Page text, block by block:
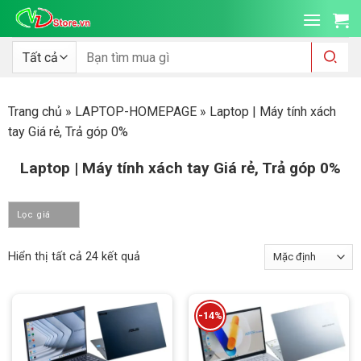
qua
dung
Tìm
kiếm:
Trang chủ » LAPTOP-HOMEPAGE» Laptop | Máy tính xách
tay Giá rẻ, Trả góp 0%
Laptop | Máy tính xách tay Giá rẻ, Trả góp 0%
Lọc giá
Hiển thị tất cả 24 kết quả
-14%